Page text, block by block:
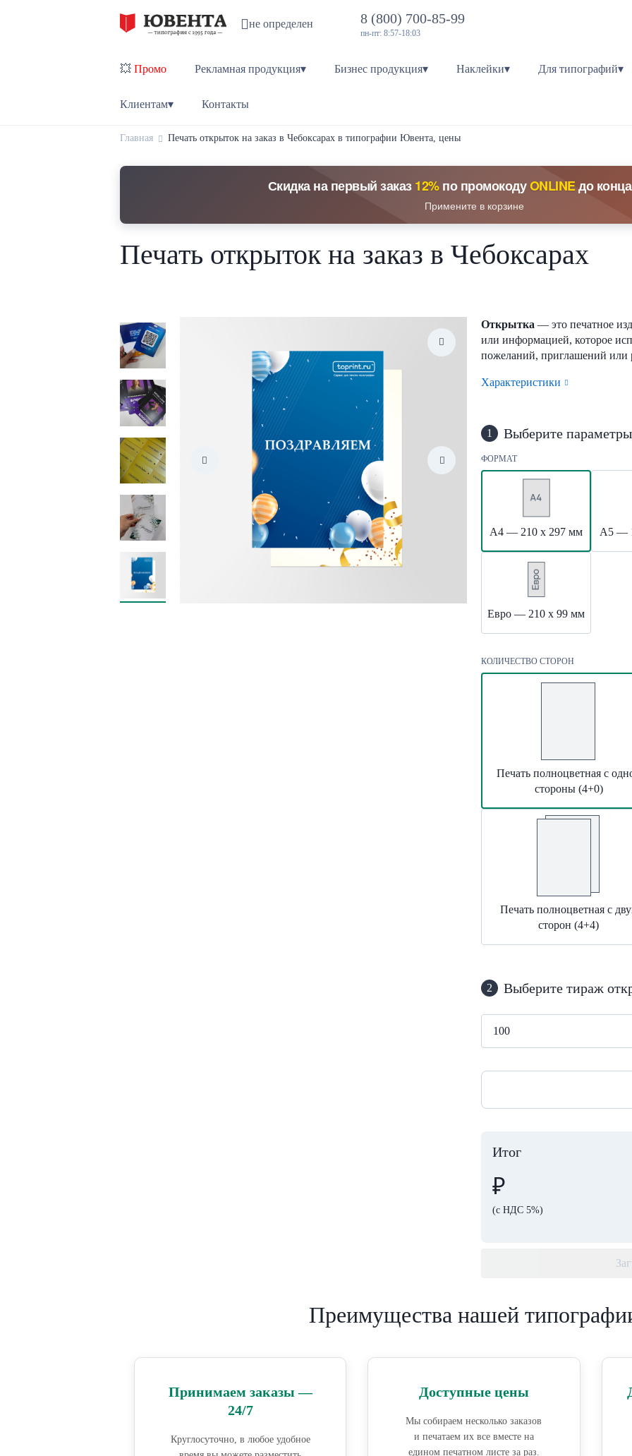
не определен 8 (800) 700-85-99
пн-пт: 8:57-18:03
💥 Промо Рекламная продукция▾ Бизнес продукция▾ Наклейки▾ Для типографий▾
Клиентам▾ Контакты
Главная Печать открыток на заказ в Чебоксарах в типографии Ювента, цены
Скидка на первый заказ12%по промокодуONLINEдо
Примените в корзине
Печать открыток на заказ в Чебоксарах
Открытка — это печатное
или информацией, которое
пожеланий, приглашений
Характеристики
1 Выберите параметры
ФОРМАТ
А4 — 210 х 297 мм А5 —
Евро — 210 х 99 мм
КОЛИЧЕСТВО СТОРОН
Печать полноцветная с
стороны (4+0)
Печать полноцветная с
сторон (4+4)
2 Выберите тираж
Итог
₽
(с НДС 5%)
Преимущества нашей
Принимаем заказы —
24/7
Круглосуточно, в любое удобное
Доступные цены
Мы собираем несколько заказов
и печатаем их все вместе на
едином печатном листе за раз.